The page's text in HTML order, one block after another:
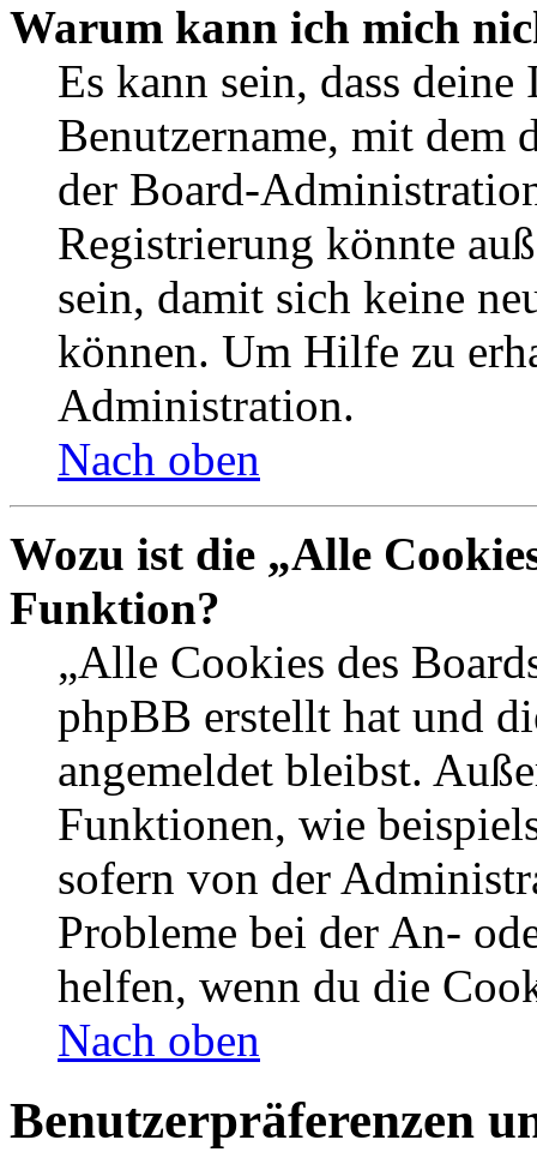
Warum kann ich mich
Es kann sein, dass
Benutzername, mit dem
der Board-
Registrierung könnte
sein, damit sich keine
können. Um Hilfe zu
Administration.
Nach oben
Wozu ist die „Alle
Funktion?
„Alle Cookies des
phpBB erstellt hat und
angemeldet bleibst.
Funktionen, wie
sofern von der
Probleme bei der An-
helfen, wenn du die
Nach oben
Benutzerpräferenzen